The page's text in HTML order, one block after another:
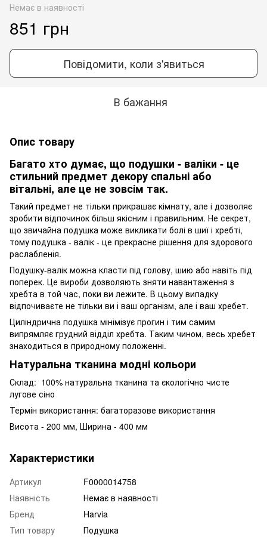
Немає в наявності
851 грн
Повідомити, коли з'явиться
В бажання
Опис товару
Багато хто думає, що подушки - валіки - це
стильний предмет декору спальні або
вітальні, але це не зовсім так.
Такий предмет не тільки прикрашає кімнату, але і дозволяє
зробити відпочинок більш якісним і правильним. Не секрет,
що звичайна подушка може викликати болі в шиї і хребті,
тому подушка - валік - це прекрасне рішення для здорового
раслабленія.
Подушку-валік можна класти під голову, шию або навіть під
поперек. Це вироби дозволяють зняти навантаження з
хребта в той час, поки ви лежите. В цьому випадку
відпочиваєте не тільки ви і ваш організм, але і ваш хребет.
Циліндрична подушка мінімізує прогин і тим самим
випрямляє грудний відділ хребта. Таким чином, весь хребет
знаходиться в природному положенні.
Натуральна тканина модні кольори
Склад: 100% натуральна тканина та єкологічно чисте
лугове сіно
Термін використання: багаторазове використання
Висота - 200 мм, Ширина - 400 мм
Характеристики
Артикул
F0000014758
Наявність
Немає в наявності
Бренд
Harvia
Тип товару
Подушка